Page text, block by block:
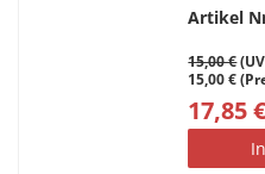
Artikel
15,00 €
15,00 €
17,85